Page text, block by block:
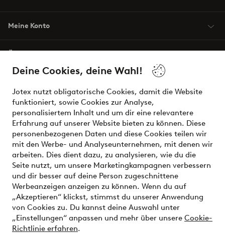
Deine Cookies, deine Wahl!
Jotex nutzt obligatorische Cookies, damit die Website
funktioniert, sowie Cookies zur Analyse,
personalisiertem Inhalt und um dir eine relevantere
Erfahrung auf unserer Website bieten zu können. Diese
personenbezogenen Daten und diese Cookies teilen wir
mit den Werbe- und Analyseunternehmen, mit denen wir
arbeiten. Dies dient dazu, zu analysieren, wie du die
Seite nutzt, um unsere Marketingkampagnen verbessern
und dir besser auf deine Person zugeschnittene
Werbeanzeigen anzeigen zu können. Wenn du auf
„Akzeptieren“ klickst, stimmst du unserer Anwendung
von Cookies zu. Du kannst deine Auswahl unter
„Einstellungen“ anpassen und mehr über unsere Cookie-
Richtlinie erfahren.
Meine Konto
Bedingungen
Sichere Zahlungen - Jetzt bezahlen oder aufteilen
Möchtest du mehr über unsere
Zahlungsmöglichkeitenerfahren?